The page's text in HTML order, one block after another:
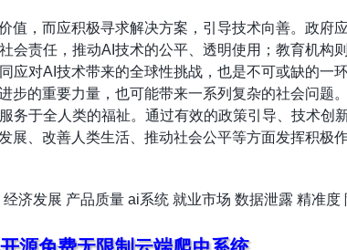
值，而应积极寻求解决方案，引导技术向善。政府
会责任，推动AI技术的公平、透明使用；教育机构
对AI技术带来的全球性挑战，也是不可或缺的一环
步的重要力量，也可能带来一系列复杂的社会问题
务于全人类的福祉。通过有效的政策引导、技术创
展、改善人类生活、推动社会公平等方面发挥积极
经济发展 产品质量 ai系统 就业市场 数据泄露 精准度